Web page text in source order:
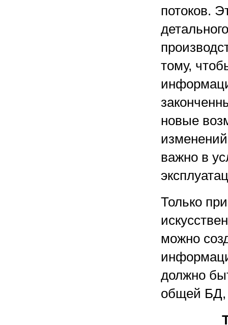
потоков.
тому,
новые
важно в
Только
можно
должно
общей БД,